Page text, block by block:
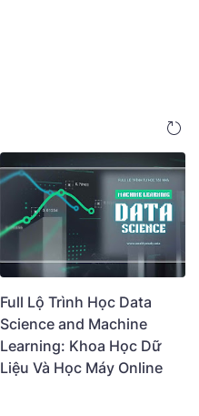
Full Lộ Trình Học Data
Science and Machine
Learning: Khoa Học Dữ
Liệu Và Học Máy Online